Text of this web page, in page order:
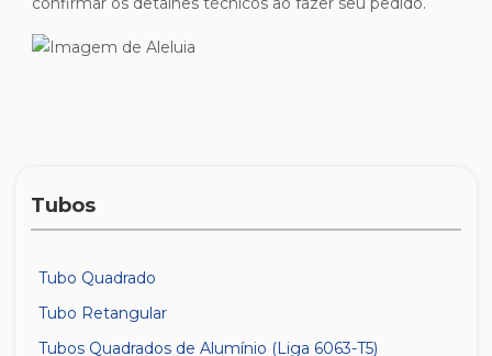
Tubos
Tubo Quadrado
Tubo Retangular
Tubos Quadrados de Alumínio (Liga 6063-T5)